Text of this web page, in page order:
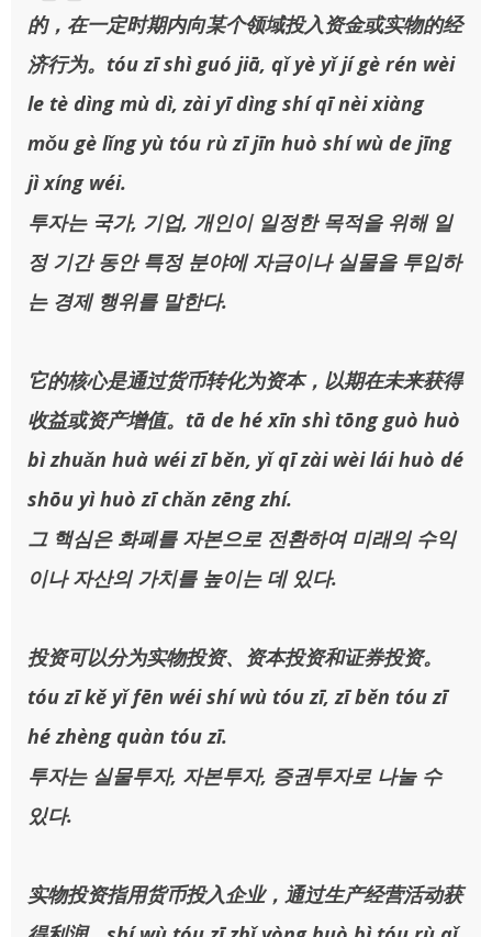
的，在一定时期内向某个领域投入资金或实物的经
济行为。tóu zī shì guó jiā, qǐ yè yǐ jí gè rén wèi
le tè dìng mù dì, zài yī dìng shí qī nèi xiàng
mǒu gè lǐng yù tóu rù zī jīn huò shí wù de jīng
jì xíng wéi.
투자는 국가, 기업, 개인이 일정한 목적을 위해 일
정 기간 동안 특정 분야에 자금이나 실물을 투입하
는 경제 행위를 말한다.
它的核心是通过货币转化为资本，以期在未来获得
收益或资产增值。tā de hé xīn shì tōng guò huò
bì zhuǎn huà wéi zī běn, yǐ qī zài wèi lái huò dé
shōu yì huò zī chǎn zēng zhí.
그 핵심은 화폐를 자본으로 전환하여 미래의 수익
이나 자산의 가치를 높이는 데 있다.
投资可以分为实物投资、资本投资和证券投资。
tóu zī kě yǐ fēn wéi shí wù tóu zī, zī běn tóu zī
hé zhèng quàn tóu zī.
투자는 실물투자, 자본투자, 증권투자로 나눌 수
있다.
实物投资指用货币投入企业，通过生产经营活动获